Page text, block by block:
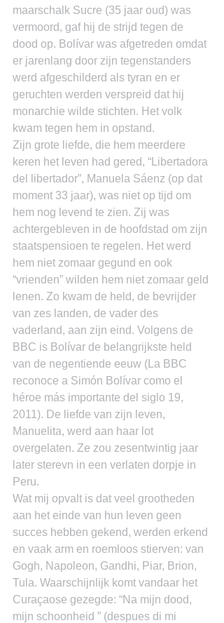
maarschalk Sucre (35 jaar oud) was
vermoord, gaf hij de strijd tegen de
dood op. Bolívar was afgetreden omdat
er jarenlang door zijn tegenstanders
werd afgeschilderd als tyran en er
geruchten werden verspreid dat hij
monarchie wilde stichten. Het volk
kwam tegen hem in opstand.
Zijn grote liefde, die hem meerdere
keren het leven had gered, “Libertadora
del libertador”, Manuela Sáenz (op dat
moment 33 jaar), was niet op tijd om
hem nog levend te zien. Zij was
achtergebleven in de hoofdstad om zijn
staatspensioen te regelen. Het werd
hem niet zomaar gegund en ook
“vrienden” wilden hem niet zomaar geld
lenen. Zo kwam de held, de bevrijder
van zes landen, de vader des
vaderland, aan zijn eind. Volgens de
BBC is Bolívar de belangrijkste held
van de negentiende eeuw (La BBC
reconoce a Simón Bolívar como el
héroe más importante del siglo 19,
2011). De liefde van zijn leven,
Manuelita, werd aan haar lot
overgelaten. Ze zou zesentwintig jaar
later sterevn in een verlaten dorpje in
Peru.
Wat mij opvalt is dat veel grootheden
aan het einde van hun leven geen
succes hebben gekend, werden erkend
en vaak arm en roemloos stierven: van
Gogh, Napoleon, Gandhi, Piar, Brion,
Tula. Waarschijnlijk komt vandaar het
Curaçaose gezegde: “Na mijn dood,
mijn schoonheid ” (despues di mi